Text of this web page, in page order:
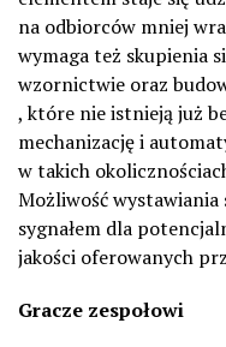
na odbiorców mniej
wymaga też skupienia
wzornictwie oraz
, które nie istnieją już
mechanizację i
w takich
Możliwość wystawiania
sygnałem dla
jakości oferowanych
Gracze zespołowi